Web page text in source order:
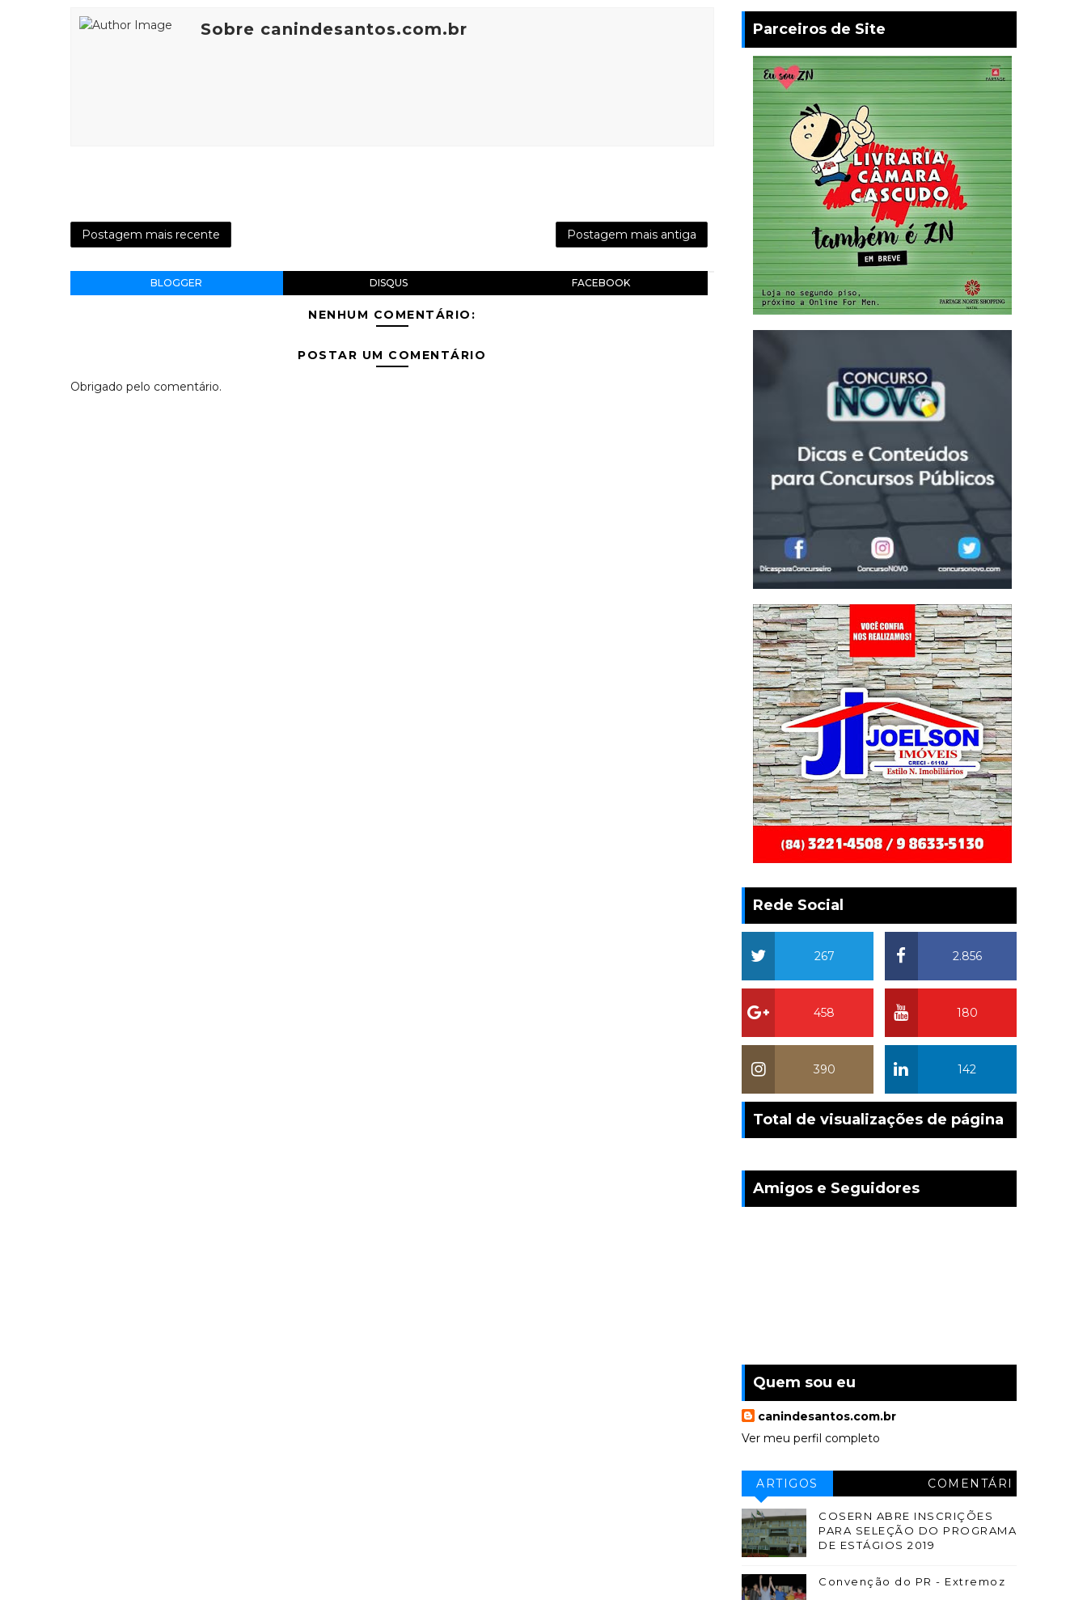
Sobre canindesantos.com.br
Postagem mais recente Postagem mais antiga
BLOGGER DISQUS FACEBOOK
NENHUM COMENTÁRIO:
POSTAR UM COMENTÁRIO
Obrigado pelo comentário.
Parceiros de Site
Rede Social
2.856
267
180
458
142
390
Total de visualizações de página
Amigos e Seguidores
Quem sou eu
canindesantos.com.br
Ver meu perfil completo
ARTIGOS
COMENTÁRI
OS
COSERN ABRE INSCRIÇÕES
PARA SELEÇÃO DO PROGRAMA
DE ESTÁGIOS 2019
Convenção do PR - Extremoz